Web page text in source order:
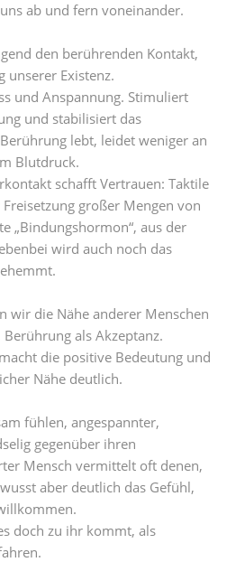
ab und fern voneinander.
den berührenden Kontakt,
unserer Existenz.
und Anspannung. Stimuliert
und stabilisiert das
lebt, leidet weniger an
Blutdruck.
schafft Vertrauen: Taktile
großer Mengen von
„Bindungshormon“, aus der
wird auch noch das
wir die Nähe anderer Menschen
als Akzeptanz.
die positive Bedeutung und
Nähe deutlich.
fühlen, angespannter,
gegenüber ihren
Mensch vermittelt oft denen,
aber deutlich das Gefühl,
doch zu ihr kommt, als